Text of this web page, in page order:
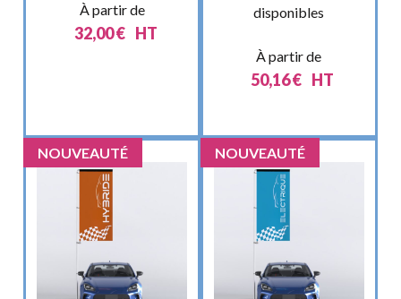
À partir de
32,00€ HT
disponibles
À partir de
50,16€ HT
NOUVEAUTÉ NOUVEAUTÉ